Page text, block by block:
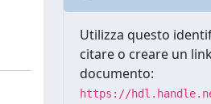
Utilizza questo
citare o creare un
documento:
https://